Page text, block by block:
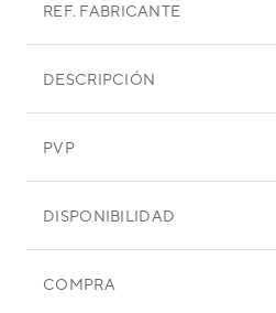
REF. FABRICANTE
DESCRIPCIÓN
PVP
DISPONIBILIDAD
COMPRA